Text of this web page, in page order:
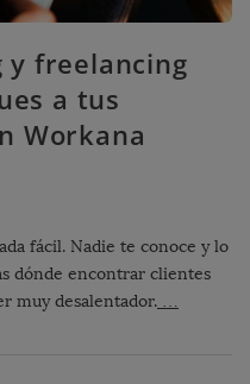
y freelancing
a tus
Workana
fácil. Nadie te conoce y lo
dónde encontrar clientes
muy desalentador. …